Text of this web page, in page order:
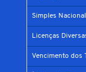
Simples Nacional
Licenças
Vencimento dos